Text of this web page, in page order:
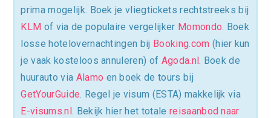
prima mogelijk. Boek je vliegtickets rechtstreeks bij
KLM of via de populaire vergelijker Momondo. Boek
losse hotelovernachtingen bij Booking.com (hier kun
je vaak kosteloos annuleren) of Agoda.nl. Boek de
huurauto via Alamo en boek de tours bij
GetYourGuide. Regel je visum (ESTA) makkelijk via
E-visums.nl . Bekijk hier het totale reisaanbod naar